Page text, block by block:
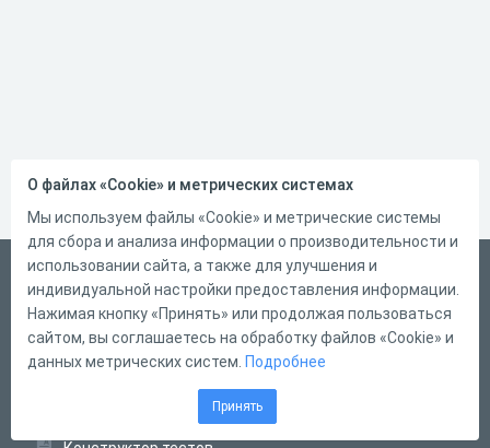
Русский
Справка
Форма обратной связи
О файлах «Cookie» и метрических системах
Мы используем файлы «Cookie» и метрические системы
для сбора и анализа информации о производительности и
использовании сайта, а также для улучшения и
индивидуальной настройки предоставления информации.
Нажимая кнопку «Принять» или продолжая пользоваться
сайтом, вы соглашаетесь на обработку файлов «Cookie» и
данных метрических систем. Подробнее
Принять